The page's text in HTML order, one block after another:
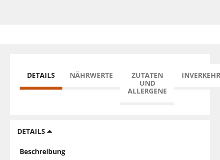
DETAILS NÄHRWERTE
ZUTATEN
UND
ALLERGENE
DETAILS
Beschreibung